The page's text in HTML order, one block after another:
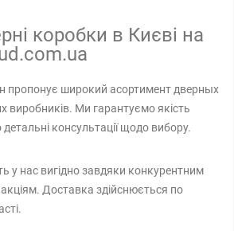
коробки в Києві на
пропонує широкий асортимент дверных
виробників. Ми гарантуємо якість
консультації щодо вибору.
у нас вигідно завдяки конкурентним
Доставка здійснюється по